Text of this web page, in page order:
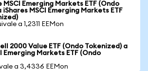
MSCI Emerging Markets ETF (Ondo
iShares MSCI Emerging Markets ETF
a 1,2311 EEMon
2000 Value ETF (Ondo Tokenized) a
Emerging Markets ETF (Ondo
a 3,4336 EEMon